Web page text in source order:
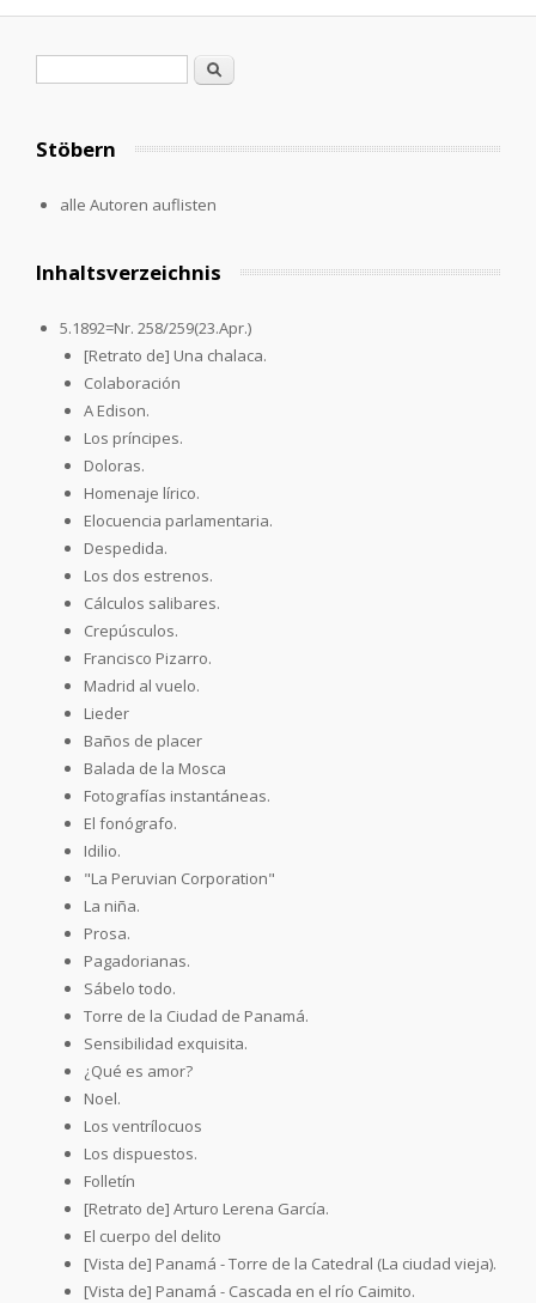
Search
Stöbern
alle Autoren auflisten
Inhaltsverzeichnis
5.1892=Nr. 258/259(23.Apr.)
[Retrato de] Una chalaca.
Colaboración
A Edison.
Los príncipes.
Doloras.
Homenaje lírico.
Elocuencia parlamentaria.
Despedida.
Los dos estrenos.
Cálculos salibares.
Crepúsculos.
Francisco Pizarro.
Madrid al vuelo.
Lieder
Baños de placer
Balada de la Mosca
Fotografías instantáneas.
El fonógrafo.
Idilio.
"La Peruvian Corporation"
La niña.
Prosa.
Pagadorianas.
Sábelo todo.
Torre de la Ciudad de Panamá.
Sensibilidad exquisita.
¿Qué es amor?
Noel.
Los ventrílocuos
Los dispuestos.
Folletín
[Retrato de] Arturo Lerena García.
El cuerpo del delito
[Vista de] Panamá - Torre de la Catedral (La ciudad vieja).
[Vista de] Panamá - Cascada en el río Caimito.